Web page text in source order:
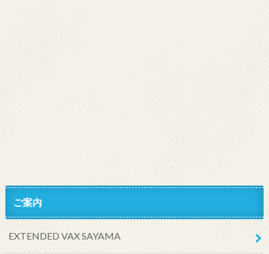
ご案内
EXTENDED VAX SAYAMA